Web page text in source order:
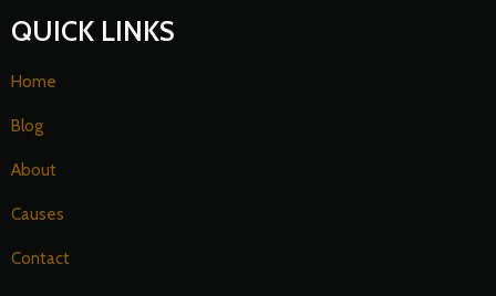
QUICK LINKS
Home
Blog
About
Causes
Contact